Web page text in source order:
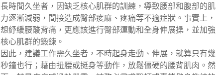
長時間久坐者，因缺乏核心肌群的訓練，導致腰部和腹部的肌
力逐漸減弱，間接造成臀部痠麻、疼痛等不適症狀。事實上，
想紓緩腰酸背痛，更應該進行臀部運動和全身伸展操，並加強
核心肌群的鍛鍊。
因此，建議工作需久坐者，不時起身走動、伸展，就算只有幾
秒鐘也行；藉由扭腰或挺身等動作，放鬆僵硬的腰背肌肉。然